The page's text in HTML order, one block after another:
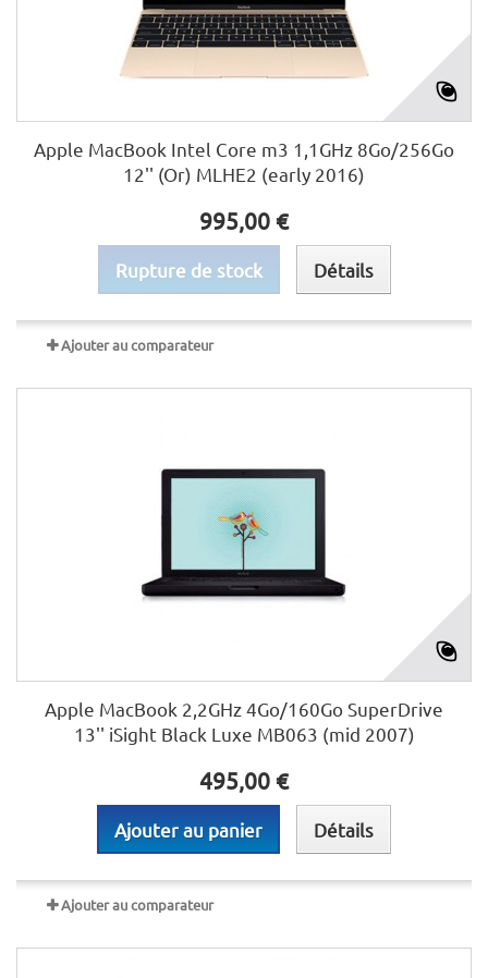
Apple MacBook Intel Core m3 1,1GHz 8Go/256Go
12'' (Or) MLHE2 (early 2016)
995,00 €
Rupture de stock Détails
Ajouter au comparateur
Apple MacBook 2,2GHz 4Go/160Go SuperDrive
13'' iSight Black Luxe MB063 (mid 2007)
495,00 €
Ajouter au panier Détails
Ajouter au comparateur